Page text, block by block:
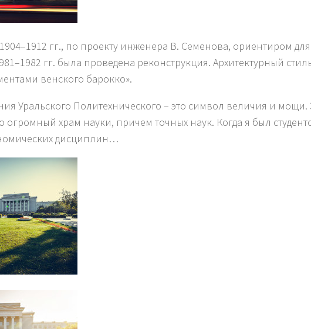
гг., по проекту инженера В. Семенова, ориентиром
гг. была проведена реконструкция. Архитектурный
венского барокко».
Уральского Политехнического – это символ величия и
огромный храм науки, причем точных наук. Когда я был
дисциплин…